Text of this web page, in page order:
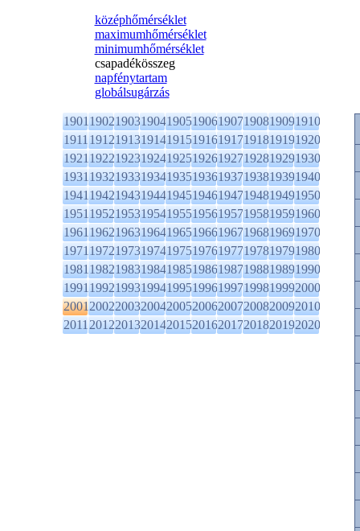
középhőmérséklet
maximumhőmérséklet
minimumhőmérséklet
csapadékösszeg
napfénytartam
globálsugárzás
1901190219031904190519061907190819091910
1911191219131914191519161917191819191920
1921192219231924192519261927192819291930
1931193219331934193519361937193819391940
1941194219431944194519461947194819491950
1951195219531954195519561957195819591960
1961196219631964196519661967196819691970
1971197219731974197519761977197819791980
1981198219831984198519861987198819891990
1991199219931994199519961997199819992000
2001200220032004200520062007200820092010
2011201220132014201520162017201820192020